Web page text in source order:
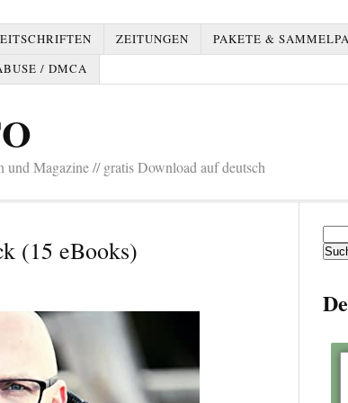
ZEITUNGEN PAKETE &
/ DMCA
Magazine // gratis Download auf deutsch
(15 eBooks)
nach: